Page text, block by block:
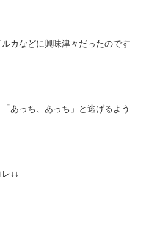
カなどに興味津々だったのです
あっち、あっち」と逃げるよう
↓↓